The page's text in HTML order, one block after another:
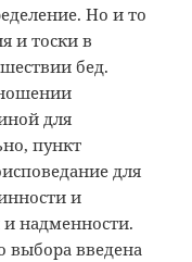
Но и то
и тоски в
бед.
для
пункт
для
и
и надменности.
выбора введена